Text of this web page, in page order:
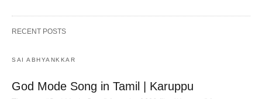
RECENT POSTS
SAI ABHYANKKAR
God Mode Song in Tamil | Karuppu